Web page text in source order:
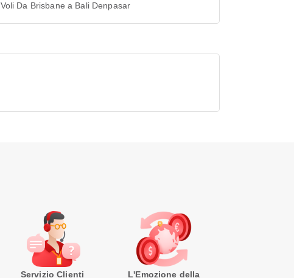
Voli Da Brisbane a Bali Denpasar
Servizio Clienti L'Emozione della